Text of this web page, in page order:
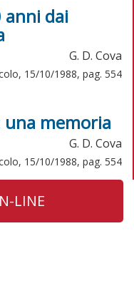
anni dai
G. D. Cova
15/10/1988, pag. 554
memoria
G. D. Cova
15/10/1988, pag. 554
LINE